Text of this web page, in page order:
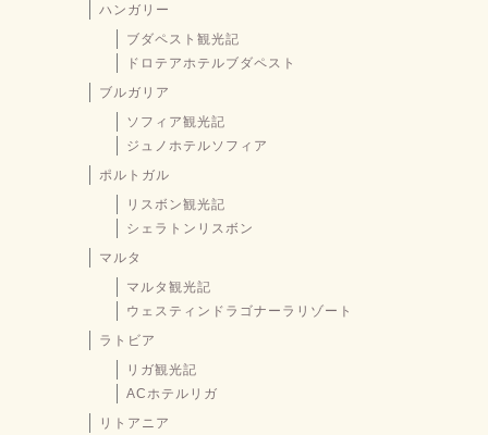
ハンガリー
ブダペスト観光記
ドロテアホテルブダペスト
ブルガリア
ソフィア観光記
ジュノホテルソフィア
ポルトガル
リスボン観光記
シェラトンリスボン
マルタ
マルタ観光記
ウェスティンドラゴナーラリゾート
ラトビア
リガ観光記
ACホテルリガ
リトアニア